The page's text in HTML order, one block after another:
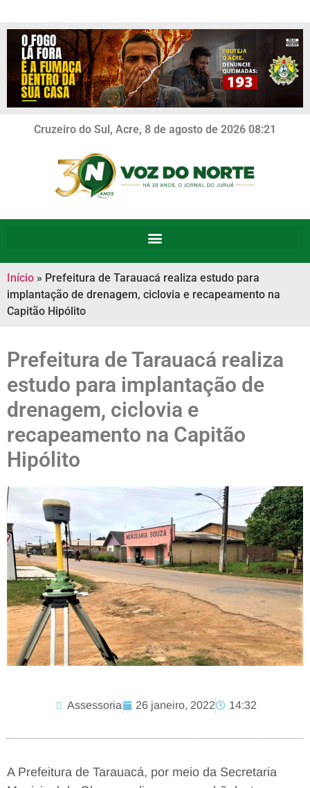
Cruzeiro do Sul, Acre, 8 de agosto de 2026 08:21
Início » Prefeitura de Tarauacá realiza estudo para
implantação de drenagem, ciclovia e recapeamento na
Capitão Hipólito
Prefeitura de Tarauacá realiza
estudo para implantação de
drenagem, ciclovia e
recapeamento na Capitão
Hipólito
Assessoria 26 janeiro, 2022 14:32
A Prefeitura de Tarauacá, por meio da Secretaria